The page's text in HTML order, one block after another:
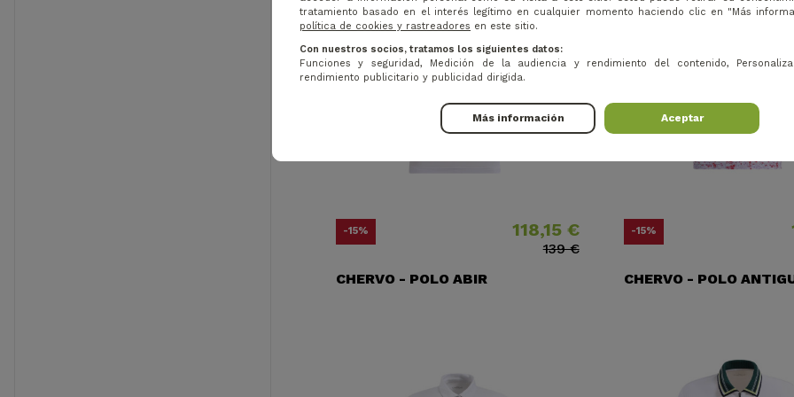
-15% Precio118,15 €
Precio base
139 €
CHERVO - POLO ABIR
-15%
CHERVO - POLO
tratamiento basado en el interés legítimo en cualquier momento haciendo clic en "Más
política de cookies y rastreadores en este sitio.
Con nuestros socios, tratamos los siguientes datos:
Funciones y seguridad, Medición de la audiencia y rendimiento del contenido,
rendimiento publicitario y publicidad dirigida.
Más información Aceptar